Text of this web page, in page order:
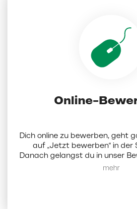
Online-
Dich online zu bewerben, geht
auf „Jetzt bewerben“ in der
Danach gelangst du in unser
dem du Dokumente
Mehr